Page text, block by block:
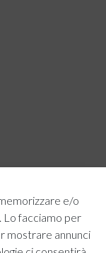
e/o
Lo facciamo per
mostrare annunci